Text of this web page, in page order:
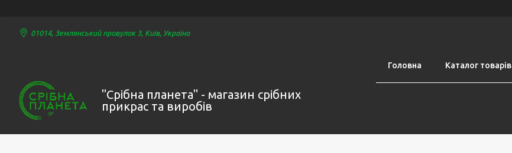
01014, Землянський провулок 3, Київ, Україна
"Срібна планета" - магазин срібних
прикрас та виробів
Головна Каталог товарів